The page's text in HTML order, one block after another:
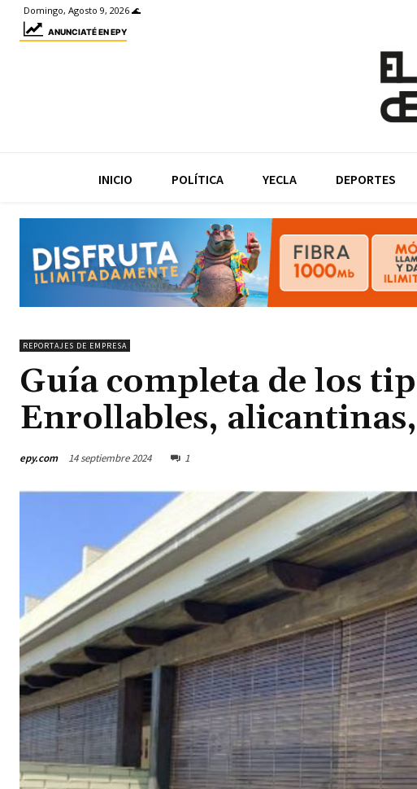
Domingo, Agosto 9, 2026 🌊
ANUNCIATÉ EN EPY
INICIO POLÍTICA YECLA DEPORTES
REPORTAJES DE EMPRESA
Guía completa de los
Enrollables,
epy.com 14 septiembre 2024 1